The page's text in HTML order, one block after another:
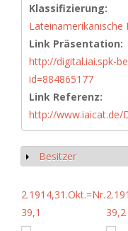
Klassifizierung:
Link Präsentation:
http://digital.iai.spk-
id=884865177
Link Referenz:
http://www.iaicat.de/
Show
Besitzer
2.1914,31.Okt.=Nr.
39,1
39,2